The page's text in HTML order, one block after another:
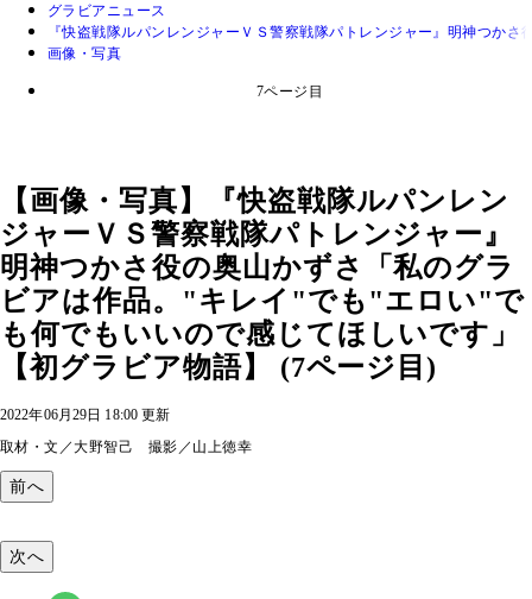
グラビアニュース
『快盗戦隊ルパンレンジャーＶＳ警察戦隊パトレンジャー』明神つか
画像・写真
7ページ目
【画像・写真】『快盗戦隊ルパンレン
ジャーＶＳ警察戦隊パトレンジャー』
明神つかさ役の奥山かずさ「私のグラ
ビアは作品。"キレイ"でも"エロい"で
も何でもいいので感じてほしいです」
【初グラビア物語】 (7ページ目)
2022年06月29日 18:00 更新
取材・文／大野智己 撮影／山上徳幸
前へ
次へ